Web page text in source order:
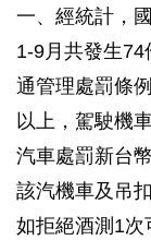
一、經統計，
1-9月共發生
通管理處罰條
以上，駕駛機
汽車處罰新台
該汽機車及吊
如拒絕酒測1次